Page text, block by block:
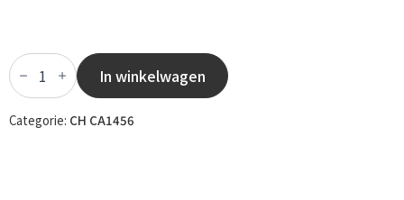
CH
CA1456
-
021
aantal
In winkelwagen
Categorie: CH CA1456